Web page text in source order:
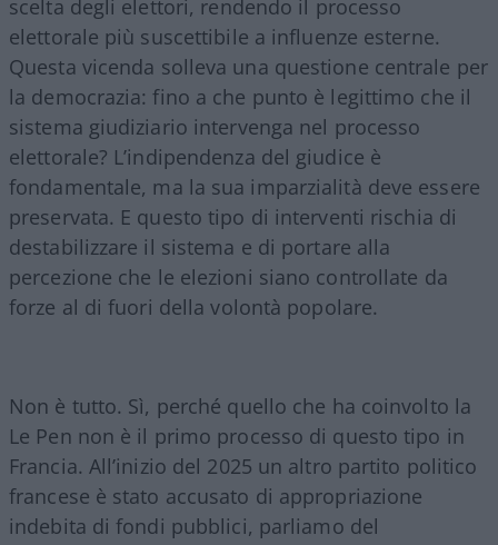
scelta degli elettori, rendendo il processo
elettorale più suscettibile a influenze esterne.
Questa vicenda solleva una questione centrale per
la democrazia: fino a che punto è legittimo che il
sistema giudiziario intervenga nel processo
elettorale? L’indipendenza del giudice è
fondamentale, ma la sua imparzialità deve essere
preservata. E questo tipo di interventi rischia di
destabilizzare il sistema e di portare alla
percezione che le elezioni siano controllate da
forze al di fuori della volontà popolare.
Non è tutto. Sì, perché quello che ha coinvolto la
Le Pen non è il primo processo di questo tipo in
Francia. All’inizio del 2025 un altro partito politico
francese è stato accusato di appropriazione
indebita di fondi pubblici, parliamo del